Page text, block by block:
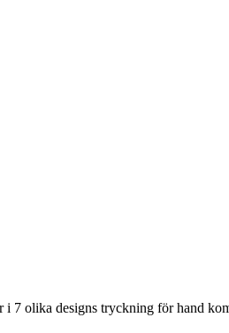
7 olika designs tryckning för hand